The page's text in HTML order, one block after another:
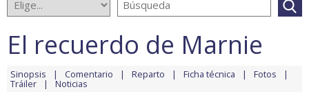
El recuerdo de Marnie
Sinopsis Comentario Reparto Ficha técnica Fotos
Tráiler Noticias